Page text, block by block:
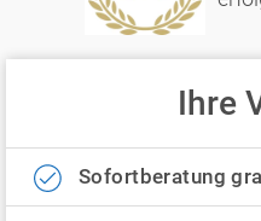
Ihre
Sofortberatung